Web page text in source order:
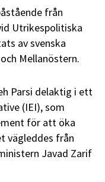
från
Utrikespolitiska
av svenska
Mellanöstern.
Parsi delaktig i ett
(IEI), som
för att öka
vägleddes från
Javad Zarif